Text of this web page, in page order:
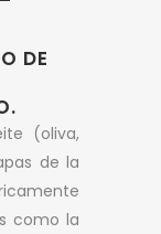
DE
(oliva,
de la
como la